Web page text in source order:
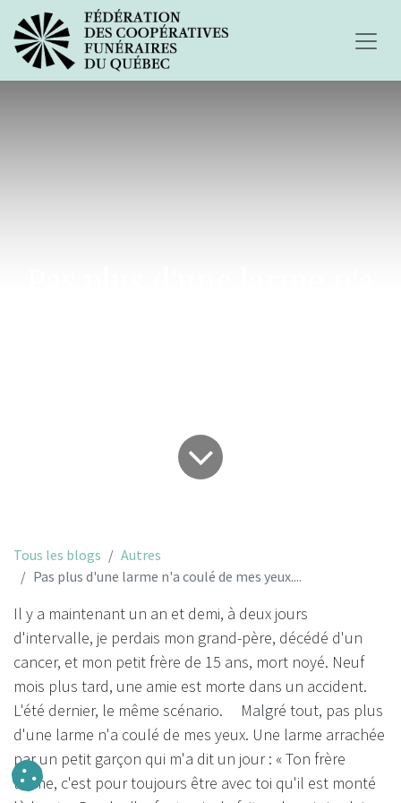
Tous les blogs
Autres
Pas plus d'une larme n'a coulé de mes yeux....
Il y a maintenant un an et demi, à deux jours
d'intervalle, je perdais mon grand-père, décédé d'un
cancer, et mon petit frère de 15 ans, mort noyé. Neuf
mois plus tard, une amie est morte dans un accident.
L'été dernier, le même scénario. Malgré tout, pas plus
d'une larme n'a coulé de mes yeux. Une larme arrachée
par un petit garçon qui m'a dit un jour : « Ton frère
t'aime, c'est pour toujours être avec toi qu'il est monté